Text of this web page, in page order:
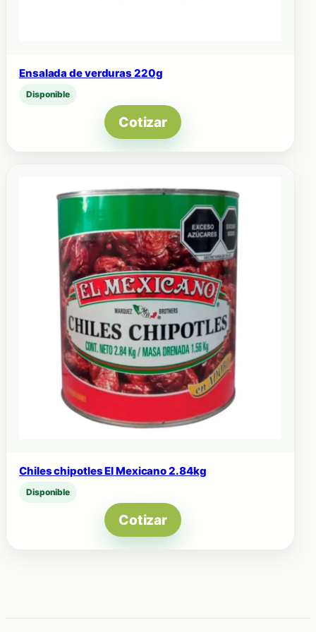
Ensalada de verduras 220g
Disponible
Cotizar
Chiles chipotles El Mexicano 2.84kg
Disponible
Cotizar